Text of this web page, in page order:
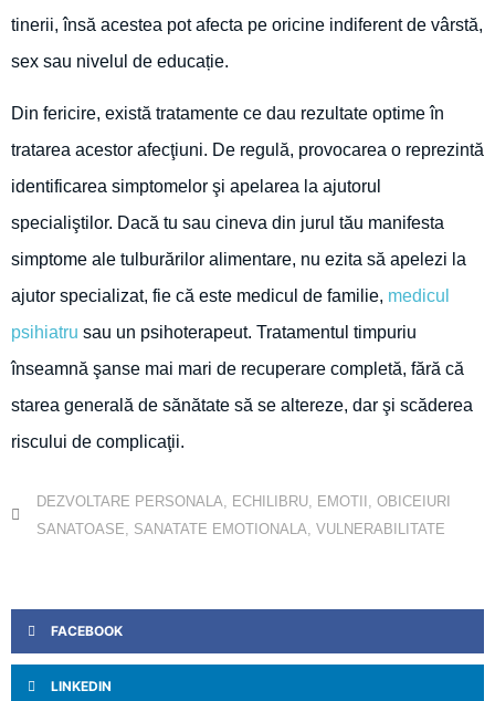
tinerii, însă acestea pot afecta pe oricine indiferent de vârstă,
sex sau nivelul de educație.
Din fericire, există tratamente ce dau rezultate optime în
tratarea acestor afecţiuni. De regulă, provocarea o reprezintă
identificarea simptomelor şi apelarea la ajutorul
specialiştilor. Dacă tu sau cineva din jurul tău manifesta
simptome ale tulburărilor alimentare, nu ezita să apelezi la
ajutor specializat, fie că este medicul de familie, medicul
psihiatru sau un psihoterapeut. Tratamentul timpuriu
înseamnă şanse mai mari de recuperare completă, fără că
starea generală de sănătate să se altereze, dar şi scăderea
riscului de complicaţii.
DEZVOLTARE PERSONALA ECHILIBRU EMOTII
OBICEIURI
SANATOASE
SANATATE EMOTIONALA VULNERABILITATE
FACEBOOK
LINKEDIN